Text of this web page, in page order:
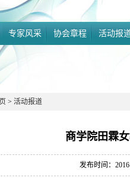
专家风采 协会章程 活动报
> 活动报道
商学院田霖
发布时间：